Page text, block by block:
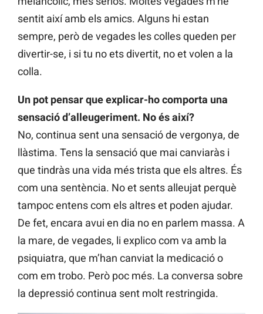
sentit així amb els amics. Alguns hi estan
sempre, però de vegades les colles queden per
divertir-se, i si tu no ets divertit, no et volen a la
colla.
Un pot pensar que explicar-ho comporta una
sensació d’alleugeriment. No és així?
No, continua sent una sensació de vergonya, de
llàstima. Tens la sensació que mai canviaràs i
que tindràs una vida més trista que els altres. És
com una sentència. No et sents alleujat perquè
tampoc entens com els altres et poden ajudar.
De fet, encara avui en dia no en parlem massa. A
la mare, de vegades, li explico com va amb la
psiquiatra, que m’han canviat la medicació o
com em trobo. Però poc més. La conversa sobre
la depressió continua sent molt restringida.